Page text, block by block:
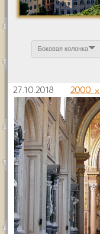
Боковая колонка
27.10.2018 2000 ×